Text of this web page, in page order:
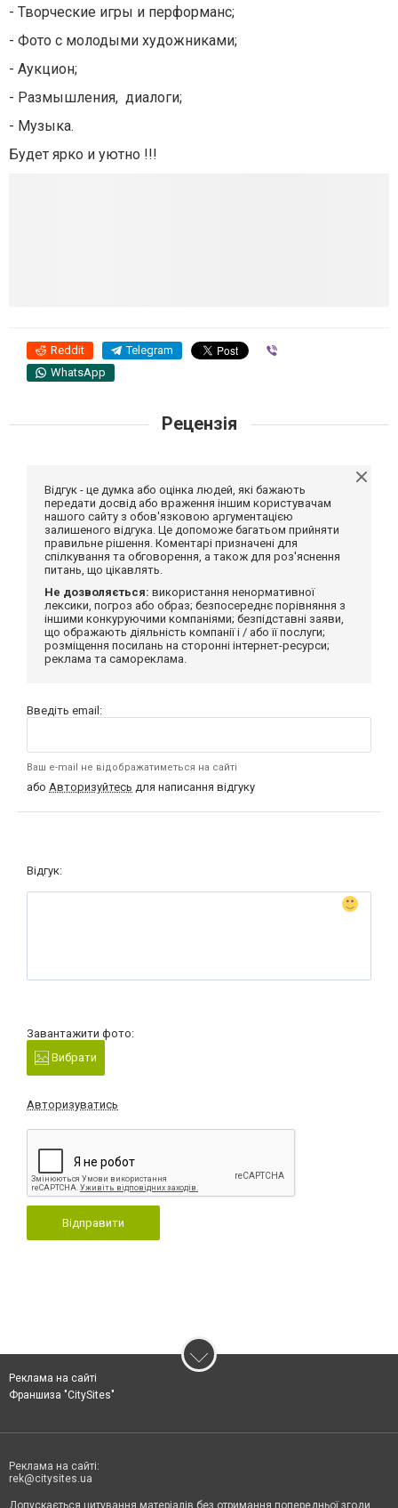
- Творческие игры и перформанс;
- Фото с молодыми художниками;
- Аукцион;
- Размышления, диалоги;
- Музыка.
Будет ярко и уютно !!!
Reddit Telegram
WhatsApp
Рецензія
Відгук - це думка або оцінка людей, які бажають
передати досвід або враження іншим користувачам
нашого сайту з обов'язковою аргументацією
залишеного відгука. Це допоможе багатьом прийняти
правильне рішення. Коментарі призначені для
спілкування та обговорення, а також для роз'яснення
питань, що цікавлять.
Не дозволяється: використання ненормативної
лексики, погроз або образ; безпосереднє порівняння з
іншими конкуруючими компаніями; безпідставні заяви,
що ображають діяльність компанії і / або її послуги;
розміщення посилань на сторонні інтернет-ресурси;
реклама та самореклама.
Введіть email:
Ваш e-mail не відображатиметься на сайті
або Авторизуйтесь для написання відгуку
Відгук:
Завантажити фото:
Вибрати
Авторизуватись
Відправити
Реклама на сайті
Франшиза "CitySites"
Реклама на сайті:
rek@citysites.ua